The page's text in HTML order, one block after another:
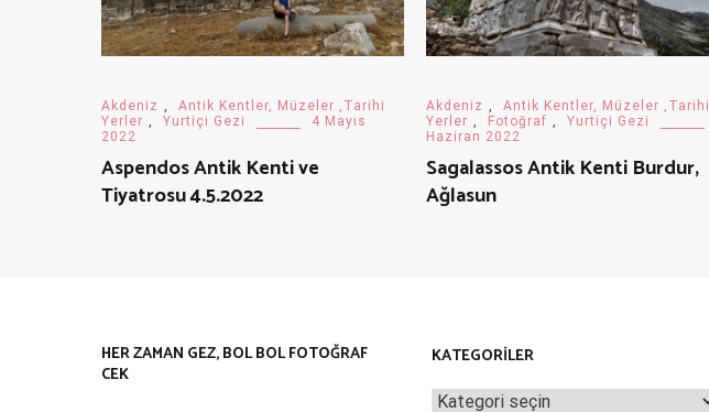
Akdeniz ,
Antik Kentler, Müzeler ,Tarihi
Yerler , Yurtiçi Gezi
4 Mayıs
2022
Aspendos Antik Kenti ve
Tiyatrosu 4.5.2022
Akdeniz ,
Antik Kentler, Müzeler ,Tarihi
Yerler , Fotoğraf , Yurtiçi Gezi
Haziran 2022
Sagalassos Antik Kenti Burdur,
Ağlasun
HER ZAMAN GEZ, BOL BOL FOTOĞRAF
CEK
KATEGORILER
Kategoriler